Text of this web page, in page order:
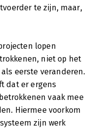
te zijn, maar,
lopen
niet op het
eerste veranderen.
dat er ergens
vaak mee
Hiermee voorkom
zijn werk